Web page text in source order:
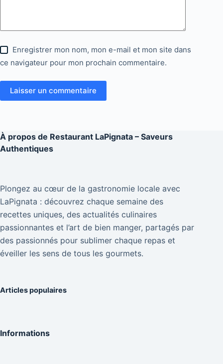
Enregistrer mon nom, mon e-mail et mon site dans
ce navigateur pour mon prochain commentaire.
Laisser un commentaire
À propos de Restaurant LaPignata – Saveurs
Authentiques
Plongez au cœur de la gastronomie locale avec
LaPignata : découvrez chaque semaine des
recettes uniques, des actualités culinaires
passionnantes et l’art de bien manger, partagés par
des passionnés pour sublimer chaque repas et
éveiller les sens de tous les gourmets.
Articles populaires
Informations